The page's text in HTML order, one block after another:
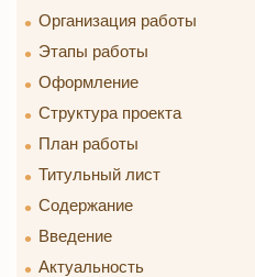
Организация работы
Этапы работы
Оформление
Структура проекта
План работы
Титульный лист
Содержание
Введение
Актуальность